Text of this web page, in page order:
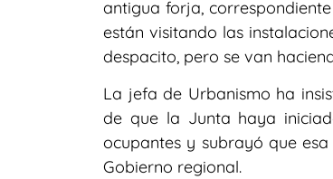
antigua forja,
están visitando las
despacito, pero se van
La jefa de Urbanismo ha
de que la Junta haya
ocupantes y subrayó que
Gobierno regional.